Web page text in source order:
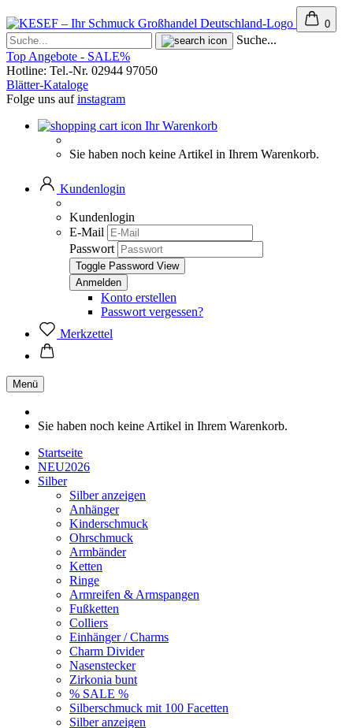
0
Suche...
Top Angebote - SALE%
Hotline: Tel.-Nr. 02944 97050
Blätter-Kataloge
Folge uns aufinstagram
Ihr Warenkorb
Sie haben noch keine Artikel in Ihrem Warenkorb.
Kundenlogin
Kundenlogin
E-Mail
Passwort
Toggle Password View
Konto erstellen
Passwort vergessen?
Merkzettel
Menü
Sie haben noch keine Artikel in Ihrem Warenkorb.
Startseite
NEU2026
Silber
Silber anzeigen
Anhänger
Kinderschmuck
Ohrschmuck
Armbänder
Ketten
Ringe
Armreifen & Armspangen
Fußketten
Colliers
Einhänger / Charms
Charm Divider
Nasenstecker
Zirkonia bunt
% SALE %
Silberschmuck mit 100 Facetten
Silber anzeigen